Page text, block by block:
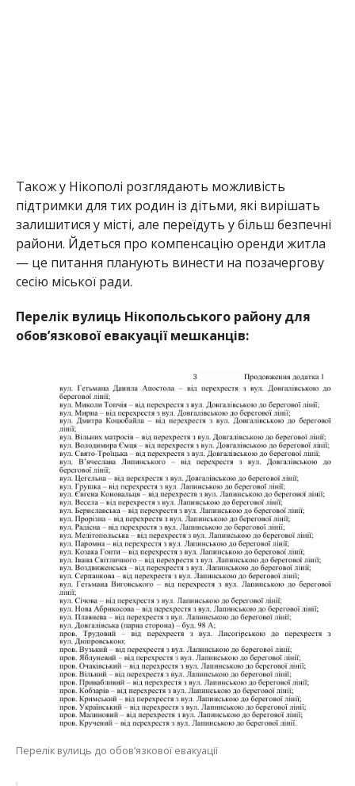
Також у Нікополі розглядають можливість
підтримки для тих родин із дітьми, які вирішать
залишитися у місті, але переїдуть у більш безпечні
райони. Йдеться про компенсацію оренди житла
— це питання планують винести на позачергову
сесію міської ради.
Перелік вулиць Нікопольського району для
обов’язкової евакуації мешканців:
Перелік вулиць до обов’язкової евакуації